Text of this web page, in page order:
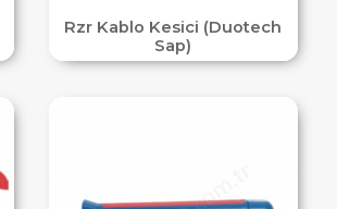
Rzr Kablo Kesici (Duotech
Sap)